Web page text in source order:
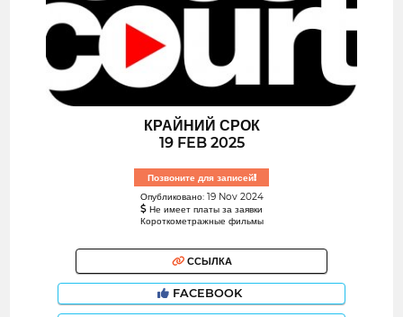
КРАЙНИЙ СРОК
19 FEB 2025
Позвоните для записей!
Опубликовано: 19 Nov 2024
Не имеет платы за заявки
Короткометражные фильмы
ССЫЛКА
FACEBOOK